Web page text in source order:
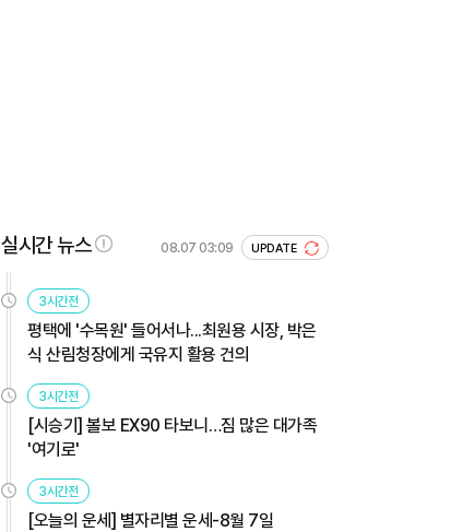
실시간 뉴스 08.07 03:09 UPDATE
3시간전
평택에 '수목원' 들어서나...최원용 시장, 박은
식 산림청장에게 국유지 활용 건의
3시간전
[시승기] 볼보 EX90 타보니…짐 많은 대가족
'여기로'
3시간전
[오늘의 운세] 별자리별 운세-8월 7일